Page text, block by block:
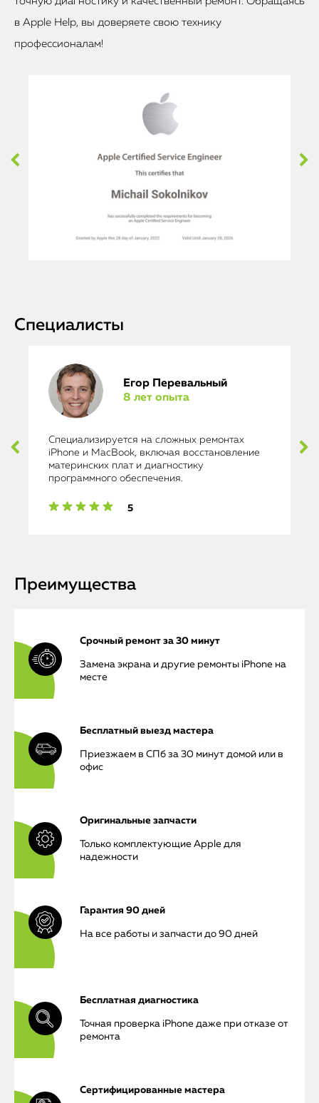
в Apple Help, вы доверяете свою технику
профессионалам!
Специалисты
Егор Перевальный
8 лет опыта
Специализируется на сложных ремонтах
iPhone и MacBook, включая восстановление
материнских плат и диагностику
программного обеспечения.
5
Преимущества
Срочный ремонт за 30 минут
Замена экрана и другие ремонты iPhone на
месте
Бесплатный выезд мастера
Приезжаем в СПб за 30 минут домой или в
офис
Оригинальные запчасти
Только комплектующие Apple для
надежности
Гарантия 90 дней
На все работы и запчасти до 90 дней
Бесплатная диагностика
Точная проверка iPhone даже при отказе от
ремонта
Сертифицированные мастера